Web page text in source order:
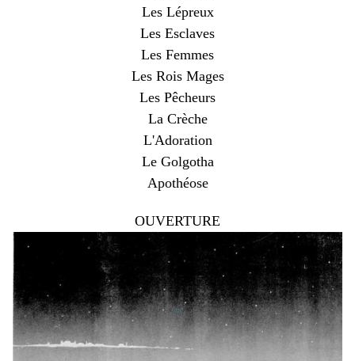
Les Lépreux
Les Esclaves
Les Femmes
Les Rois Mages
Les Pêcheurs
La Crèche
L'Adoration
Le Golgotha
Apothéose
OUVERTURE